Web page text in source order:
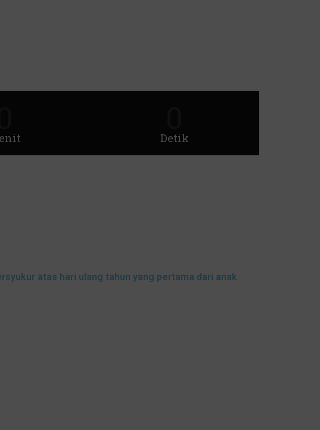
Detik
atas hari ulang tahun yang pertama dari anak